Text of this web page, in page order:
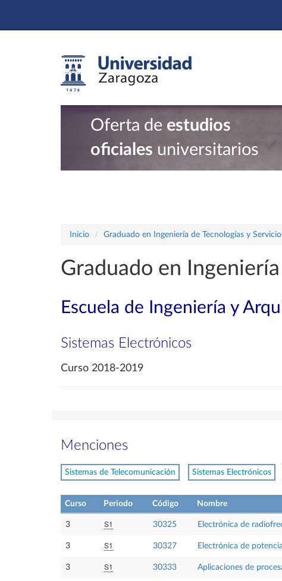
Oferta de estudios
oficiales universitarios
Inicio Graduado en Ingeniería de Tecnologías y
Graduado en
Escuela de Ingeniería y
Sistemas Electrónicos
Curso 2018-2019
Menciones
Sistemas de Telecomunicación Sistemas Electrónicos
Curso Periodo Código Nombre
3 S1 30325 Electrónica de
3 S1 30327 Electrónica de potencia
3 S1 30333 Aplicaciones de